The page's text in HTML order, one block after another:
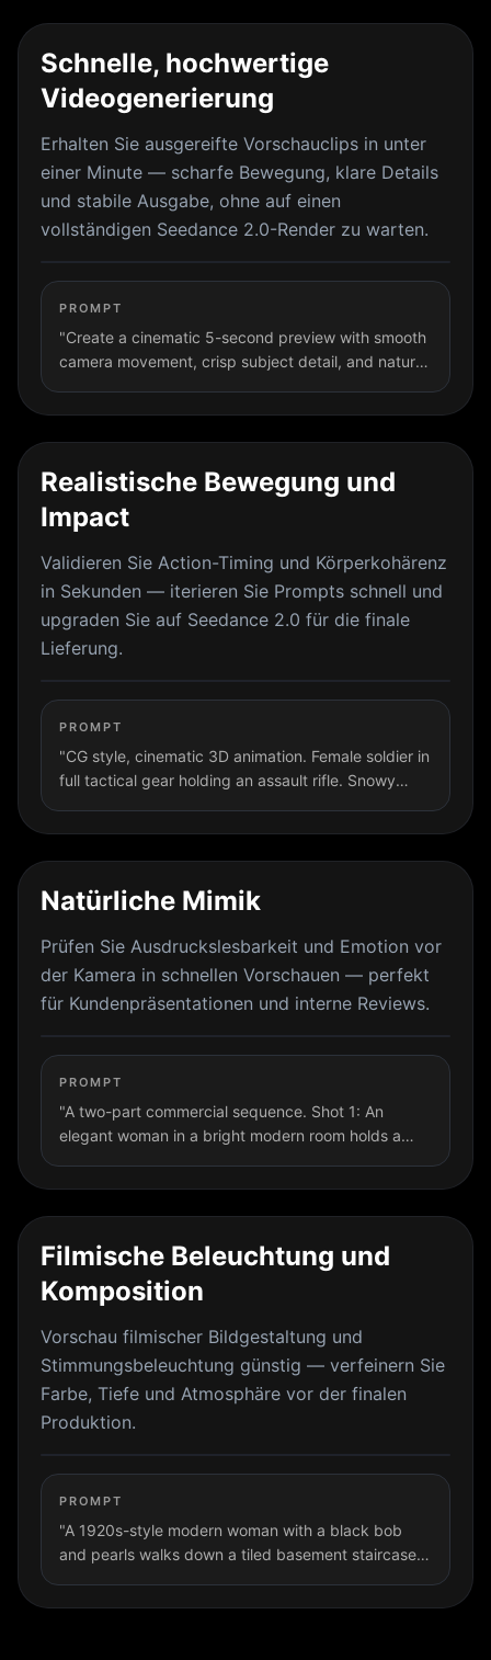
Schnelle, hochwertige
Videogenerierung
Erhalten Sie ausgereifte Vorschauclips in unter
einer Minute — scharfe Bewegung, klare Details
und stabile Ausgabe, ohne auf einen
vollständigen Seedance 2.0-Render zu warten.
PROMPT
"Create a cinematic 5-second preview with smooth
camera movement, crisp subject detail, and natural
Realistische Bewegung und
Impact
Validieren Sie Action-Timing und Körperkohärenz
in Sekunden — iterieren Sie Prompts schnell und
upgraden Sie auf Seedance 2.0 für die finale
Lieferung.
PROMPT
"CG style, cinematic 3D animation. Female soldier in
full tactical gear holding an assault rifle. Snowy
Natürliche Mimik
Prüfen Sie Ausdruckslesbarkeit und Emotion vor
der Kamera in schnellen Vorschauen — perfekt
für Kundenpräsentationen und interne Reviews.
PROMPT
"A two-part commercial sequence. Shot 1: An
elegant woman in a bright modern room holds a
the windows."
Filmische Beleuchtung und
Komposition
Vorschau filmischer Bildgestaltung und
Stimmungsbeleuchtung günstig — verfeinern Sie
Farbe, Tiefe und Atmosphäre vor der finalen
Produktion.
PROMPT
"A 1920s-style modern woman with a black bob
and pearls walks down a tiled basement staircase